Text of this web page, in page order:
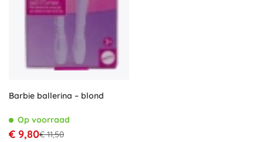
Barbie ballerina – blond
Op voorraad
€ 9,80€ 11,50